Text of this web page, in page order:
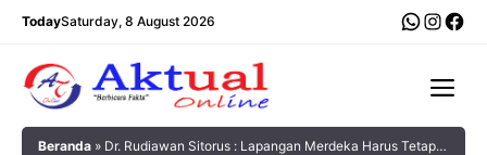
Langsung
TodaySaturday, 8 August 2026
Beranda » Dr. Rudiawan Sitorus : Lapangan Merdeka Harus Tetap